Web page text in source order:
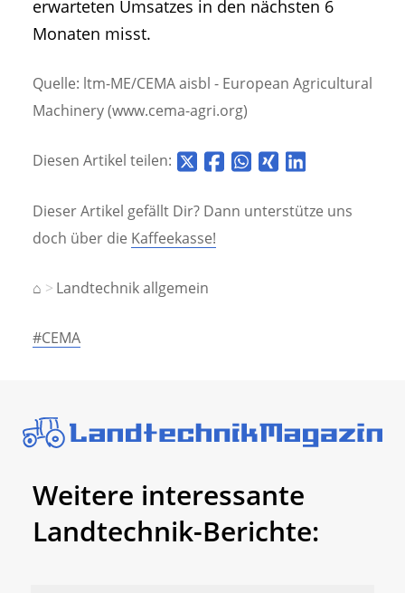
erwarteten Umsatzes in den nächsten 6
Monaten misst.
Quelle: ltm-ME/CEMA aisbl - European Agricultural
Machinery (www.cema-agri.org)
Diesen Artikel teilen:
Dieser Artikel gefällt Dir? Dann unterstütze uns
doch über die Kaffeekasse!
⌂ Landtechnik allgemein
#CEMA
Weitere interessante
Landtechnik-Berichte: